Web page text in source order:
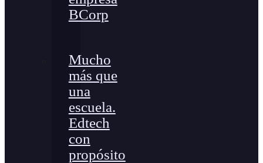
BCorp
Mucho
más que
una
escuela.
Edtech
con
propósito